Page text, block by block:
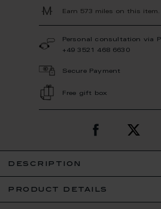
Earn 573 miles on this item.
Personal consultation via
+49 3521 468 6630
Secure Payment
Free gift box
description
product details